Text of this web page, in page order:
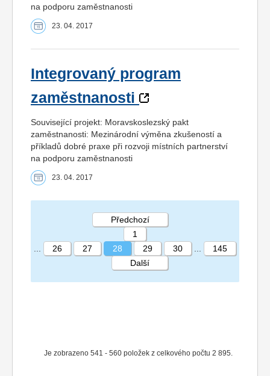
na podporu zaměstnanosti
23. 04. 2017
Integrovaný program
zaměstnanosti
Související projekt: Moravskoslezský pakt
zaměstnanosti: Mezinárodní výměna zkušeností a
příkladů dobré praxe při rozvoji místních partnerství
na podporu zaměstnanosti
23. 04. 2017
STRÁNKA 28 145
Je zobrazeno 541 - 560 položek z celkového počtu 2 895.
Předchozí
1
26 27 28 29 30
145
Další